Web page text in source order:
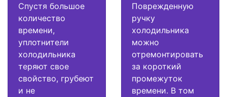
Спустя большое
количество
времени,
уплотнители
холодильника
теряют свое
свойство, грубеют
и не
Поврежденную
ручку
холодильника
можно
отремонтировать
за короткий
промежуток
времени. В том